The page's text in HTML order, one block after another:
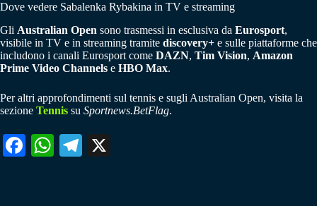
Dove vedere Sabalenka Rybakina in TV e streaming
Gli Australian Open sono trasmessi in esclusiva da Eurosport,
visibile in TV e in streaming tramite discovery+ e sulle piattaforme che
includono i canali Eurosport come DAZN, Tim Vision, Amazon
Prime Video Channels e HBO Max.
Per altri approfondimenti sul tennis e sugli Australian Open, visita la
sezione Tennis su Sportnews.BetFlag.
Fa W
Te